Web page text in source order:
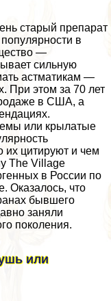
старый препарат
в
—
сильную
астматикам —
При этом за 70 лет
в США, а
или крылатые
их цитируют и чем
The Village
в России по
Оказалось, что
бывшего
заняли
поколения.
или